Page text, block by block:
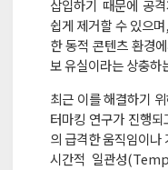
삽입하기 때문에 공
쉽게 제거할 수 있으
한 동적 콘텐츠 환경
보 유실이라는 상충하
최근 이를 해결하기
터마킹 연구가 진행
의 급격한 움직임이
시간적 일관성